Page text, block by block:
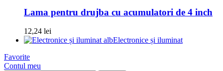
Lama pentru drujba cu acumulatori de 4 inch
12,24 lei
Electronice și iluminat
Favorite
Contul meu